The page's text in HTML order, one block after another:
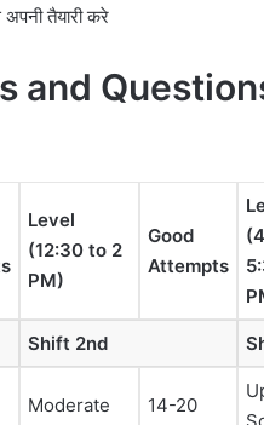
तैयारी करे
and
Level
(12:30 to 2
PM)
Good
Attempts
Shift 2nd
Moderate 14-20